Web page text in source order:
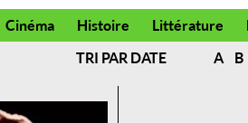
Cinéma Histoire Littérature
TRI PAR DATE A B